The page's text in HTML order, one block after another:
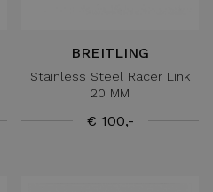
BREITLING
Stainless Steel Racer Link
20 MM
€ 100,-